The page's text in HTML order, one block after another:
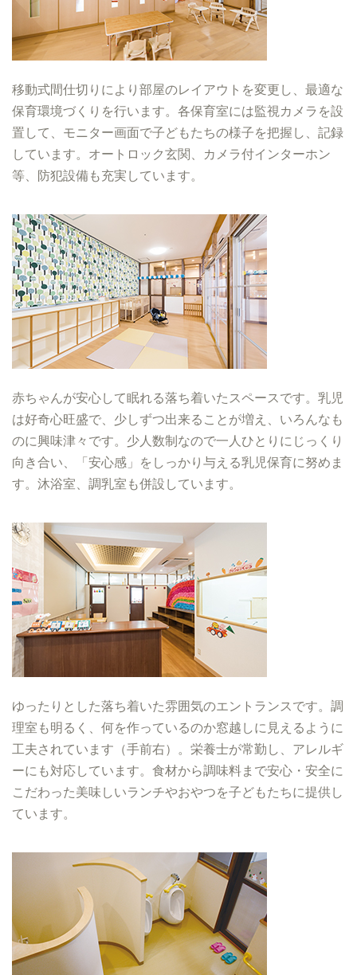
移動式間仕切りにより部屋のレイアウトを変更し、最適な
保育環境づくりを行います。各保育室には監視カメラを設
置して、モニター画面で子どもたちの様子を把握し、記録
しています。オートロック玄関、カメラ付インターホン
等、防犯設備も充実しています。
赤ちゃんが安心して眠れる落ち着いたスペースです。乳児
は好奇心旺盛で、少しずつ出来ることが増え、いろんなも
のに興味津々です。少人数制なので一人ひとりにじっくり
向き合い、「安心感」をしっかり与える乳児保育に努めま
す。沐浴室、調乳室も併設しています。
ゆったりとした落ち着いた雰囲気のエントランスです。調
理室も明るく、何を作っているのか窓越しに見えるように
工夫されています（手前右）。栄養士が常勤し、アレルギ
ーにも対応しています。食材から調味料まで安心・安全に
こだわった美味しいランチやおやつを子どもたちに提供し
ています。